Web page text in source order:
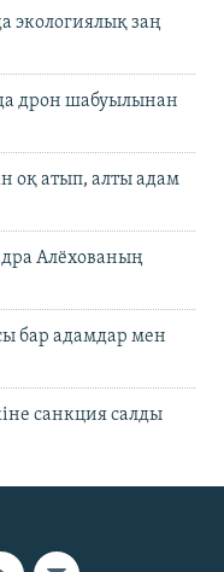
экологиялық заң
дрон шабуылынан
оқ атып, алты адам
Алёхованың
бар адамдар мен
санкция салды